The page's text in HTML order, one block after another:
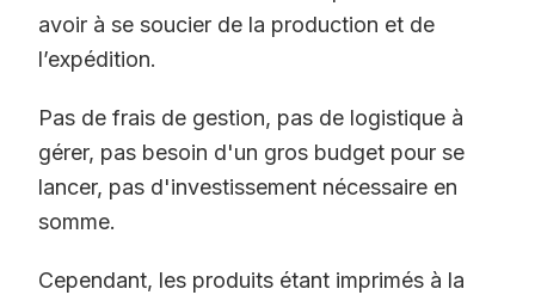
avoir à se soucier de la production et de
l’expédition.
Pas de frais de gestion, pas de logistique à
gérer, pas besoin d'un gros budget pour se
lancer, pas d'investissement nécessaire en
somme.
Cependant, les produits étant imprimés à la